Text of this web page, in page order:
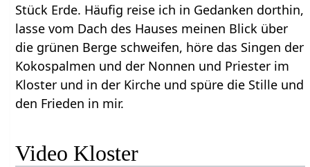
Stück Erde. Häufig reise ich in Gedanken dorthin,
lasse vom Dach des Hauses meinen Blick über
die grünen Berge schweifen, höre das Singen der
Kokospalmen und der Nonnen und Priester im
Kloster und in der Kirche und spüre die Stille und
den Frieden in mir.
Video Kloster